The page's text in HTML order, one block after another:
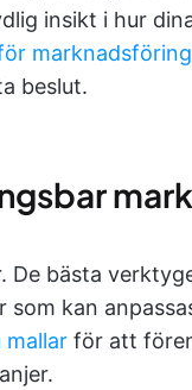
insikt i hur
marknadsföring
beslut.
De bästa
som kan
mallar för att